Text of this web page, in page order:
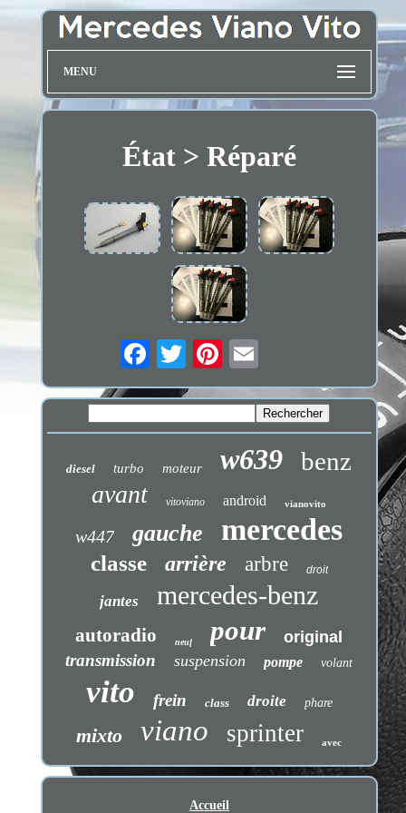
MENU
État > Réparé
diesel turbo moteur w639 benz
avant vitoviano android vianovito
w447 gauche mercedes
classe arrière arbre droit
jantes mercedes-benz
autoradio neuf pour original
transmission suspension pompe volant
vito frein class droite phare
mixto viano sprinter avec
Accueil